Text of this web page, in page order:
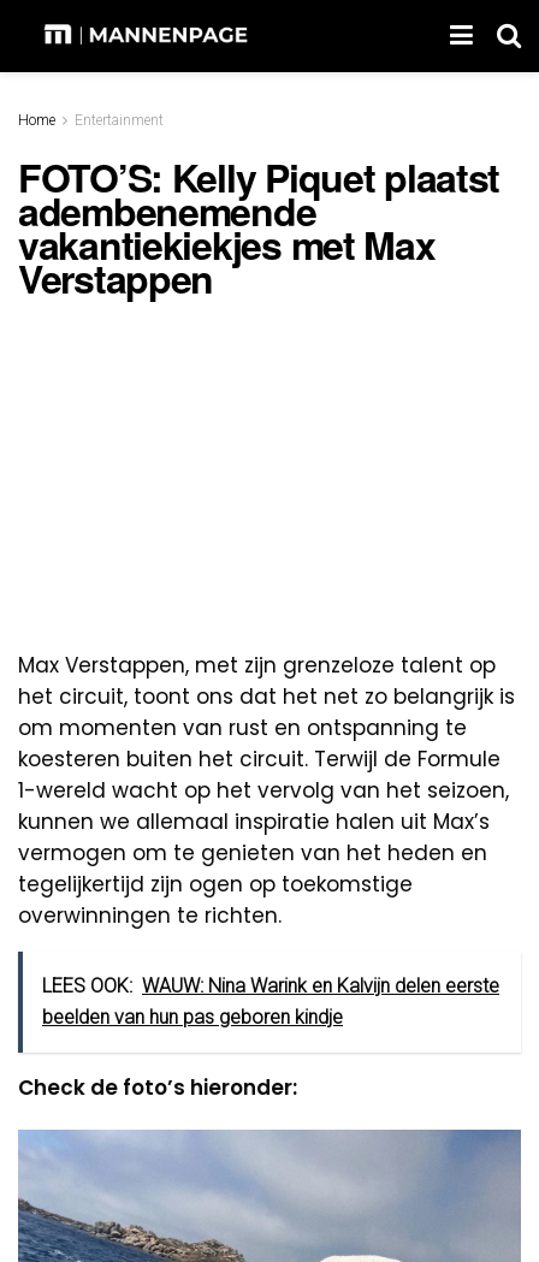
Home Entertainment
FOTO’S: Kelly Piquet plaatst
adembenemende
vakantiekiekjes met Max
Verstappen
Max Verstappen, met zijn grenzeloze talent op
het circuit, toont ons dat het net zo belangrijk is
om momenten van rust en ontspanning te
koesteren buiten het circuit. Terwijl de Formule
1-wereld wacht op het vervolg van het seizoen,
kunnen we allemaal inspiratie halen uit Max’s
vermogen om te genieten van het heden en
tegelijkertijd zijn ogen op toekomstige
overwinningen te richten.
LEES OOK: WAUW: Nina Warink en Kalvijn delen eerste
beelden van hun pas geboren kindje
Check de foto’s hieronder: